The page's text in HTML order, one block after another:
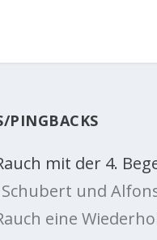
PINGBACKS
mit der 4.
und
eine